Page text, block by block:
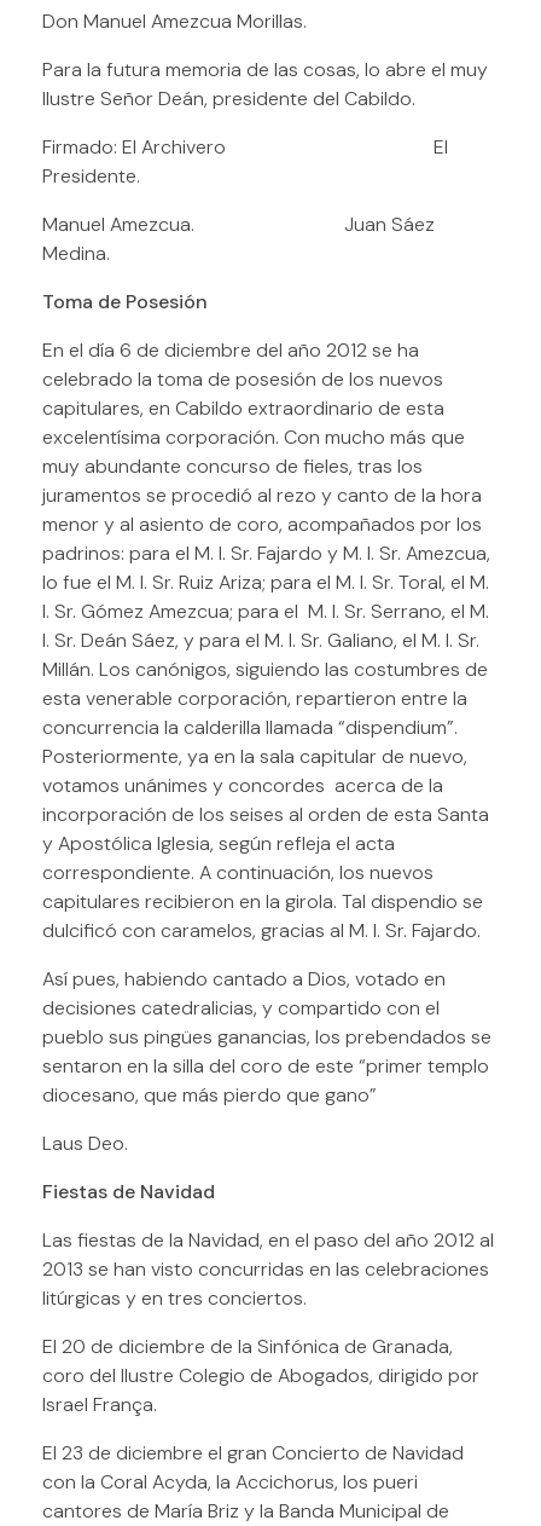
Don Manuel Amezcua Morillas.
Para la futura memoria de las cosas, lo abre el muy
Ilustre Señor Deán, presidente del Cabildo.
Firmado: El Archivero El
Presidente.
Manuel Amezcua. Juan Sáez
Medina.
Toma de Posesión
En el día 6 de diciembre del año 2012 se ha
celebrado la toma de posesión de los nuevos
capitulares, en Cabildo extraordinario de esta
excelentísima corporación. Con mucho más que
muy abundante concurso de fieles, tras los
juramentos se procedió al rezo y canto de la hora
menor y al asiento de coro, acompañados por los
padrinos: para el M. I. Sr. Fajardo y M. I. Sr. Amezcua,
lo fue el M. I. Sr. Ruiz Ariza; para el M. I. Sr. Toral, el M.
I. Sr. Gómez Amezcua; para el M. I. Sr. Serrano, el M.
I. Sr. Deán Sáez, y para el M. I. Sr. Galiano, el M. I. Sr.
Millán. Los canónigos, siguiendo las costumbres de
esta venerable corporación, repartieron entre la
concurrencia la calderilla llamada “dispendium”.
Posteriormente, ya en la sala capitular de nuevo,
votamos unánimes y concordes acerca de la
incorporación de los seises al orden de esta Santa
y Apostólica Iglesia, según refleja el acta
correspondiente. A continuación, los nuevos
capitulares recibieron en la girola. Tal dispendio se
dulcificó con caramelos, gracias al M. I. Sr. Fajardo.
Así pues, habiendo cantado a Dios, votado en
decisiones catedralicias, y compartido con el
pueblo sus pingües ganancias, los prebendados se
sentaron en la silla del coro de este “primer templo
diocesano, que más pierdo que gano”
Laus Deo.
Fiestas de Navidad
Las fiestas de la Navidad, en el paso del año 2012 al
2013 se han visto concurridas en las celebraciones
litúrgicas y en tres conciertos.
El 20 de diciembre de la Sinfónica de Granada,
coro del Ilustre Colegio de Abogados, dirigido por
Israel França.
El 23 de diciembre el gran Concierto de Navidad
con la Coral Acyda, la Accichorus, los pueri
cantores de María Briz y la Banda Municipal de